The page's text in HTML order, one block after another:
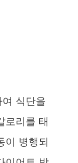
식단을
로리를 태
이 병행되